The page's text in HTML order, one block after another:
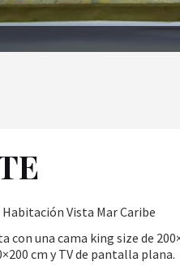
Habitación Vista Mar Caribe
una cama king size de
cm y TV de pantalla plana.